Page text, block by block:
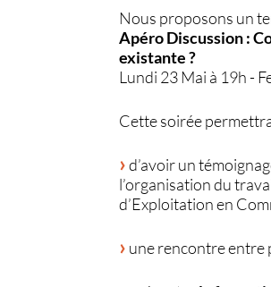
Nous proposons un
Apéro Discussion :
existante ?
Lundi 23 Mai à 19h -
Cette soirée
d’avoir un
l’organisation du
d’Exploitation en
une rencontre entre